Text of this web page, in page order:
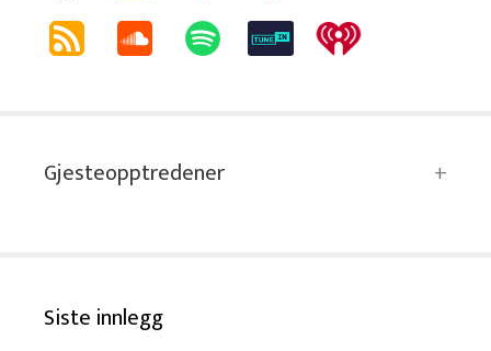
Gjesteopptredener
Siste innlegg